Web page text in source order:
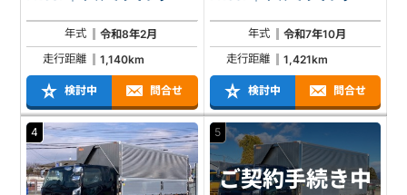
年式
令和8年2月
走行距離
1,140km
検討中 問合せ
年式
令和7年10月
走行距離
1,421km
検討中 問合せ
4 5
ご契約手続き中